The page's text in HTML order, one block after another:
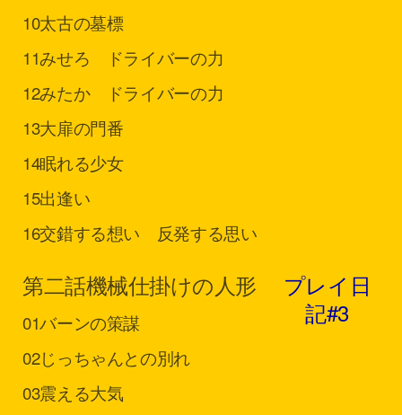
10太古の墓標
11みせろ ドライバーの力
12みたか ドライバーの力
13大扉の門番
14眠れる少女
15出逢い
16交錯する想い 反発する思い
第二話機械仕掛けの人形
01バーンの策謀
02じっちゃんとの別れ
03震える大気
プレイ日
記#3